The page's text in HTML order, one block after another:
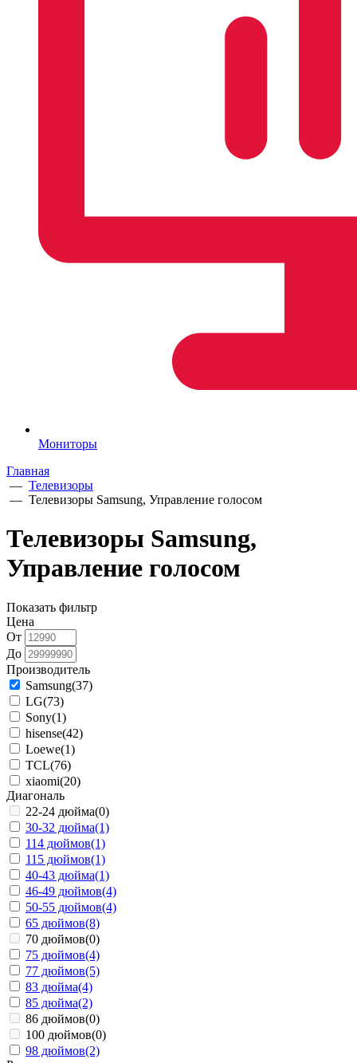
Мониторы
Главная
— Телевизоры
— Телевизоры Samsung, Управление голосом
Телевизоры Samsung,
Управление голосом
Показать фильтр
Цена
От
До
Производитель
Samsung(37)
LG(73)
Sony(1)
hisense(42)
Loewe(1)
TCL(76)
xiaomi(20)
Диагональ
22-24 дюйма(0)
30-32 дюйма(1)
114 дюймов(1)
115 дюймов(1)
40-43 дюйма(1)
46-49 дюймов(4)
50-55 дюймов(4)
65 дюймов(8)
70 дюймов(0)
75 дюймов(4)
77 дюймов(5)
83 дюйма(4)
85 дюйма(2)
86 дюймов(0)
100 дюймов(0)
98 дюймов(2)